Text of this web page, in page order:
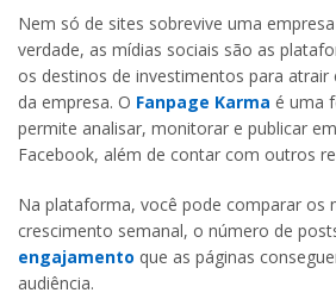
Nem só de sites sobrevive uma
verdade, as mídias sociais são as
os destinos de investimentos para atrair
da empresa. O Fanpage Karma é uma
permite analisar, monitorar e publicar
Facebook, além de contar com outros
Na plataforma, você pode comparar os
crescimento semanal, o número de
engajamento que as páginas
audiência.